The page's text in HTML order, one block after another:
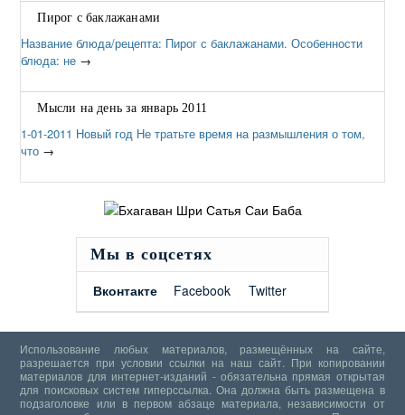
Пирог с баклажанами
Название блюда/рецепта: Пирог с баклажанами. Особенности
блюда: не →
Мысли на день за январь 2011
1-01-2011 Новый год Не тратьте время на размышления о том,
что →
Мы в соцсетях
Вконтакте
Facebook Twitter
Использование любых материалов, размещённых на сайте,
разрешается при условии ссылки на наш сайт. При копировании
материалов для интернет-изданий - обязательна прямая открытая
для поисковых систем гиперссылка. Она должна быть размещена в
подзаголовке или в первом абзаце материала, независимости от